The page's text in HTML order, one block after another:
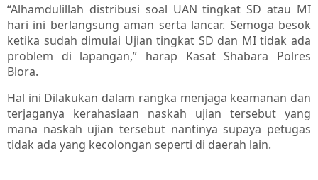
“Alhamdulillah distribusi soal UAN tingkat SD atau MI
hari ini berlangsung aman serta lancar. Semoga besok
ketika sudah dimulai Ujian tingkat SD dan MI tidak ada
problem di lapangan,” harap Kasat Shabara Polres
Blora.
Hal ini Dilakukan dalam rangka menjaga keamanan dan
terjaganya kerahasiaan naskah ujian tersebut yang
mana naskah ujian tersebut nantinya supaya petugas
tidak ada yang kecolongan seperti di daerah lain.